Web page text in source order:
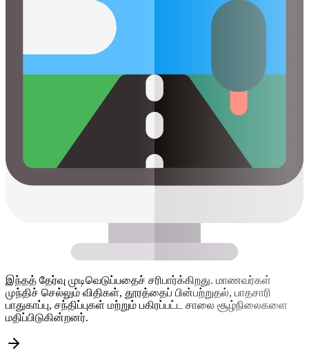
இந்தத் தேர்வு முடிவெடுப்பதைச் சரிபார்க்கிறது. மாணவர்கள்
முந்திச் செல்லும் விதிகள், தூரத்தைப் பின்பற்றுதல், பாதசாரி
பாதுகாப்பு, சந்திப்புகள் மற்றும் பகிரப்பட்ட சாலை சூழ்நிலைகளை
மதிப்பிடுகின்றனர்.